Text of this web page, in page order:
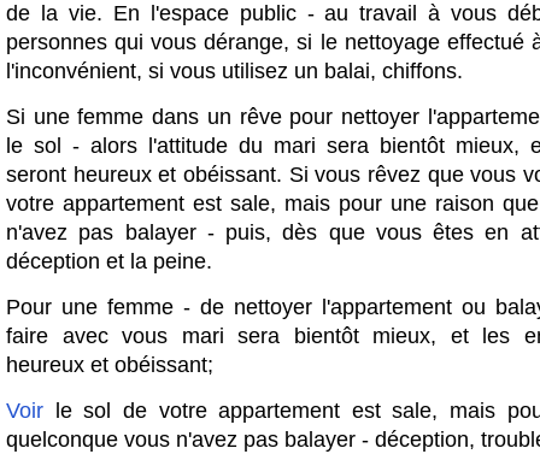
de la vie. En l'espace public - au travail à vous
personnes qui vous dérange, si le nettoyage effectué
l'inconvénient, si vous utilisez un balai, chiffons.
Si une femme dans un rêve pour nettoyer
le sol - alors l'attitude du mari sera bientôt mieux,
seront heureux et obéissant. Si vous rêvez que vous
votre appartement est sale, mais pour une raison
n'avez pas balayer - puis, dès que vous êtes en
déception et la peine.
Pour une femme - de nettoyer l'appartement ou
faire avec vous mari sera bientôt mieux, et les
heureux et obéissant;
Voir le sol de votre appartement est sale, mais
quelconque vous n'avez pas balayer - déception,